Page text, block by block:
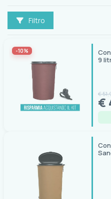
Filtro
-10%
9
€
€